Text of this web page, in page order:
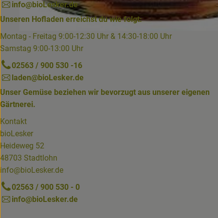
info@bioLesker.de
Unseren Hofladen erreichst du wie folgt:
Montag - Freitag 9:00-12:30 Uhr & 14:30-18:00 Uhr
Samstag 9:00-13:00 Uhr
02563 / 900 530 -16
laden@bioLesker.de
Unser Gemüse beziehen wir bevorzugt aus unserer eigenen
Gärtnerei.
Kontakt
bioLesker
Heideweg 52
48703 Stadtlohn
info@bioLesker.de
02563 / 900 530 - 0
info@bioLesker.de